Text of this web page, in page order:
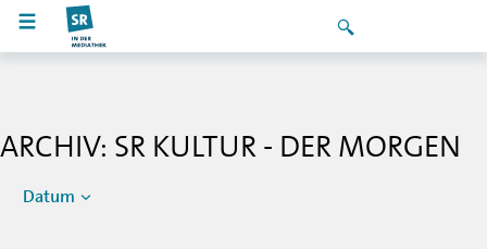
ARCHIV: SR KULTUR - DER MORGEN
Datum